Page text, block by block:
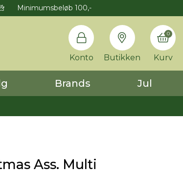
Minimumsbeløb 100,-
Konto Butikken Kurv
0
Brands Jul
Ass. Multi